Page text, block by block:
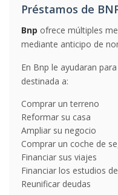
Préstamos de
Bnp ofrece múltiples
mediante anticipo de
En Bnp le ayudaran
destinada a:
Comprar un terreno
Reformar su casa
Ampliar su negocio
Comprar un coche de
Financiar sus viajes
Financiar los estudios
Reunificar deudas